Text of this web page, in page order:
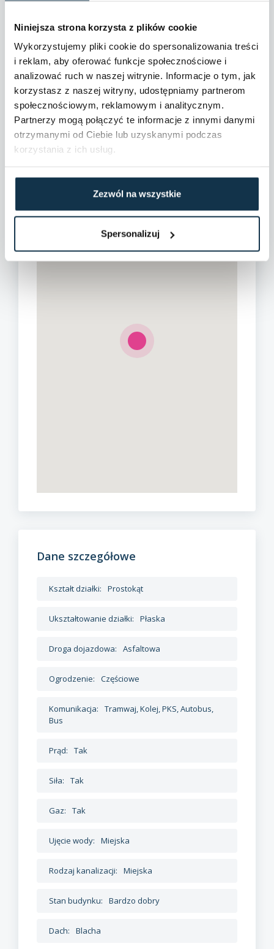
Niniejsza strona korzysta z plików cookie
Wykorzystujemy pliki cookie do spersonalizowania treści
i reklam, aby oferować funkcje społecznościowe i
analizować ruch w naszej witrynie. Informacje o tym, jak
korzystasz z naszej witryny, udostępniamy partnerom
społecznościowym, reklamowym i analitycznym.
Partnerzy mogą połączyć te informacje z innymi danymi
otrzymanymi od Ciebie lub uzyskanymi podczas
korzystania z ich usług.
Zezwól na wszystkie
Spersonalizuj
Rok budowy: 2000
Id nieruchomości: 585/6682/OOS
Olsztyn, ul. Przemysłowa
Dane szczegółowe
Kształt działki: Prostokąt
Ukształtowanie działki: Płaska
Droga dojazdowa: Asfaltowa
Ogrodzenie: Częściowe
Komunikacja:
Tramwaj, Kolej, PKS, Autobus,
Bus
Prąd: Tak
Siła: Tak
Gaz: Tak
Ujęcie wody: Miejska
Rodzaj kanalizacji: Miejska
Stan budynku: Bardzo dobry
Dach: Blacha